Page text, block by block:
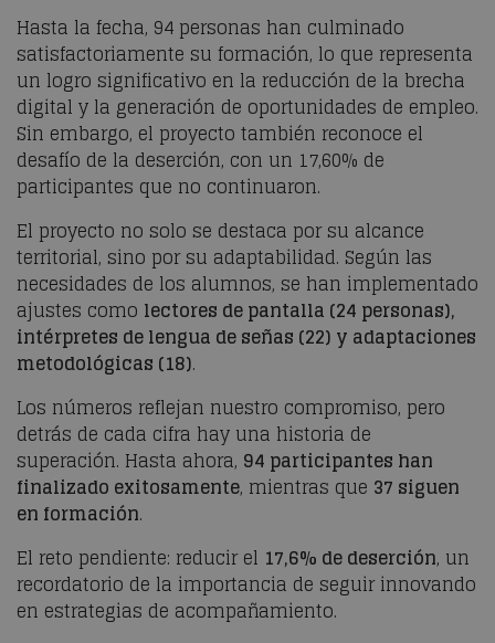
Hasta la fecha, 94 personas han culminado
satisfactoriamente su formación, lo que representa
un logro significativo en la reducción de la brecha
digital y la generación de oportunidades de empleo.
Sin embargo, el proyecto también reconoce el
desafío de la deserción, con un 17,60% de
participantes que no continuaron.
El proyecto no solo se destaca por su alcance
territorial, sino por su adaptabilidad. Según las
necesidades de los alumnos, se han implementado
ajustes como lectores de pantalla (24 personas),
intérpretes de lengua de señas (22) y adaptaciones
metodológicas (18).
Los números reflejan nuestro compromiso, pero
detrás de cada cifra hay una historia de
superación. Hasta ahora, 94 participantes han
finalizado exitosamente, mientras que 37 siguen
en formación.
El reto pendiente: reducir el 17,6% de deserción, un
recordatorio de la importancia de seguir innovando
en estrategias de acompañamiento.